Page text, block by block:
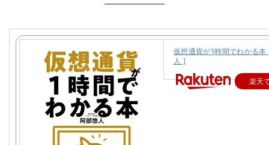
仮想通貨が1時間でわかる本
人 ]
楽天